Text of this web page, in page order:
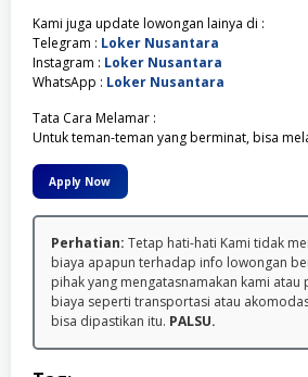
Kami juga update lowongan lainya di :
Telegram : Loker Nusantara
Instagram : Loker Nusantara
WhatsApp : Loker Nusantara
Tata Cara Melamar :
Untuk teman-teman yang berminat, bisa
Apply Now
Perhatian: Tetap hati-hati Kami tidak
biaya apapun terhadap info lowongan
pihak yang mengatasnamakan kami atau
biaya seperti transportasi atau
bisa dipastikan itu. PALSU.